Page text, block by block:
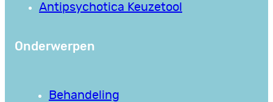
Antipsychotica Keuzetool
Onderwerpen
Behandeling